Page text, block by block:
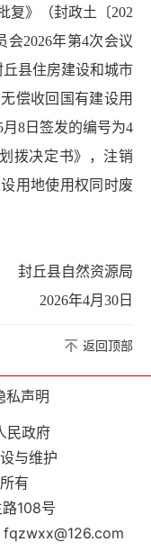
复》（封政土〔202
会2026年第4次会议
丘县住房建设和城市
偿收回国有建设用
8日签发的编号为4
拨决定书》，注销
用地使用权同时废
封丘县自然资源局
2026年4月30日
返回顶部
私声明
民政府
与维护
有
108号
fqzwxx@126.com